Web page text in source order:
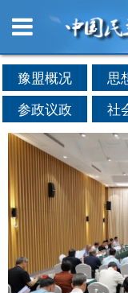
豫盟概况 思
参政议政
社